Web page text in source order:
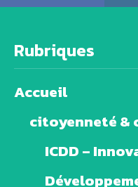
Rubriques
Accueil
citoyenneté &
ICDD –